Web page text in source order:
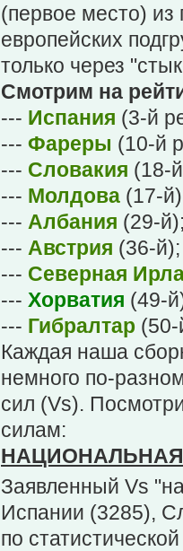
(первое место)
европейских
только через
Смотрим на
--- Испания (3-й
--- Фареры (10-й
--- Словакия (18-
--- Молдова (17-
--- Албания (29-
--- Австрия (36-й);
--- Северная
--- Хорватия (49-
--- Гибралтар
Каждая наша
немного по-
сил (Vs).
силам:
НАЦИОНАЛЬНАЯ
Заявленный Vs
Испании (3285),
по